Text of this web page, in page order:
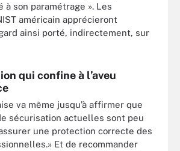
à son paramétrage ». Les
américain apprécieront
ainsi porté, indirectement, sur
qui confine à l’aveu
va même jusqu’à affirmer que
sécurisation actuelles sont peu
une protection correcte des
Et de recommander